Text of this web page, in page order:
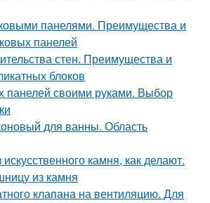
панелями. Преимущества и
панелей
стен. Преимущества и
блоков
панелей своими руками. Выбор
для ванны. Область
камня, как делают.
из камня
клапана на вентиляцию. Для